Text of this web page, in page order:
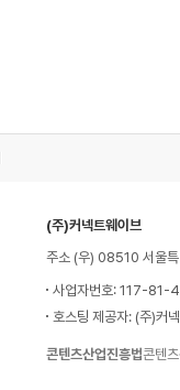
(주)커넥트웨이브
주소 (우) 08510 서울
사업자번호: 117-81-
호스팅 제공자: (주)커
콘텐츠산업진흥법콘텐